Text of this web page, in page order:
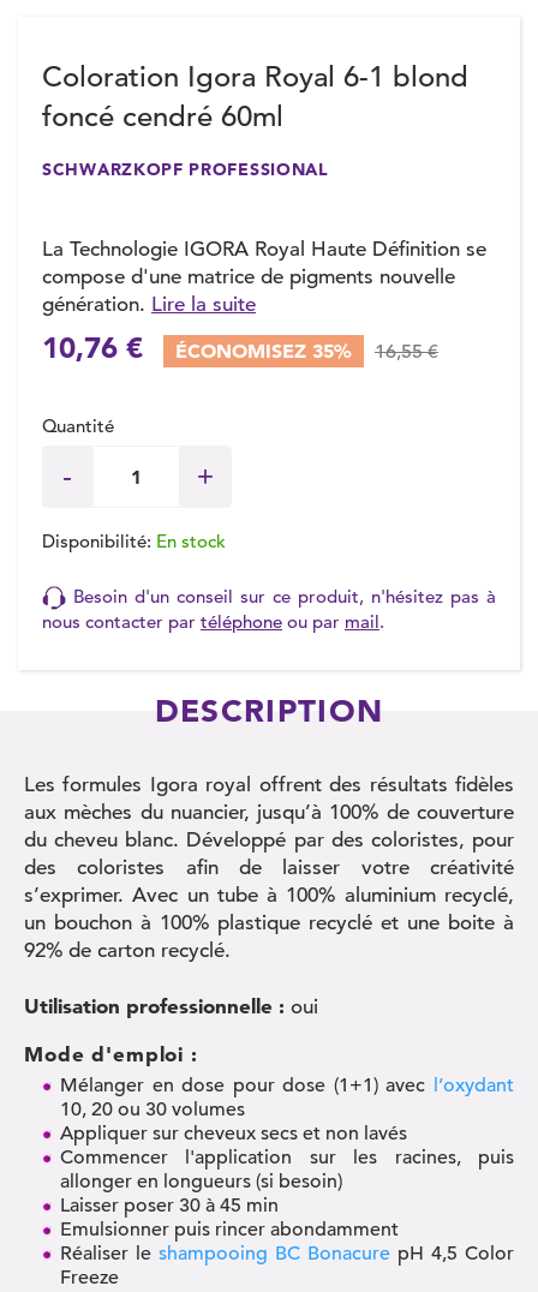
Coloration Igora Royal 6-1 blond
foncé cendré 60ml
SCHWARZKOPF PROFESSIONAL
La Technologie IGORA Royal Haute Définition se
compose d'une matrice de pigments nouvelle
génération. Lire la suite
10,76 € ÉCONOMISEZ 35% 16,55 €
Quantité
Disponibilité: En stock
Besoin d'un conseil sur ce produit, n'hésitez pas à
nous contacter par téléphone ou par mail.
DESCRIPTION
Les formules Igora royal offrent des résultats fidèles
aux mèches du nuancier, jusqu’à 100% de couverture
du cheveu blanc. Développé par des coloristes, pour
des coloristes afin de laisser votre créativité
s’exprimer. Avec un tube à 100% aluminium recyclé,
un bouchon à 100% plastique recyclé et une boite à
92% de carton recyclé.
Utilisation professionnelle : oui
Mode d'emploi :
Mélanger en dose pour dose (1+1) avec l’oxydant
10, 20 ou 30 volumes
Appliquer sur cheveux secs et non lavés
Commencer l'application sur les racines, puis
allonger en longueurs (si besoin)
Laisser poser 30 à 45 min
Emulsionner puis rincer abondamment
Réaliser le shampooing BC Bonacure pH 4,5 Color
Freeze